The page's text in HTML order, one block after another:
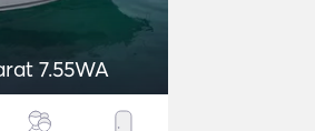
Jeanneau Cap Camarat 7.55WA